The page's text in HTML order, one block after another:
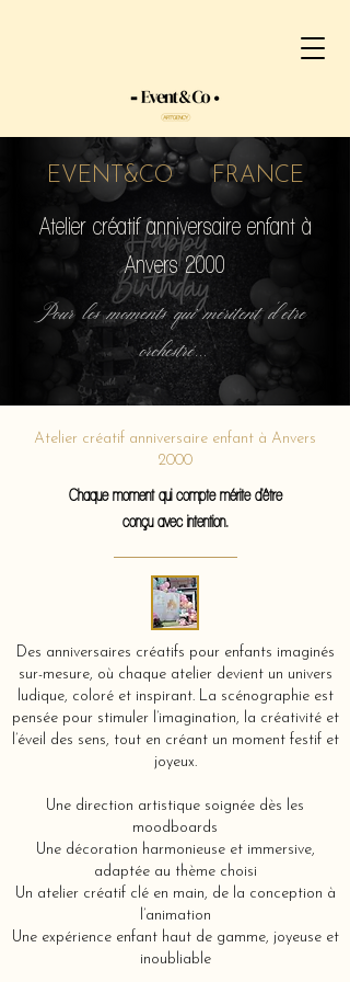
EVENT&CO FRANCE
Atelier créatif anniversaire enfant à
Anvers 2000
Pour les moments qui méritent d'etre
orchestré...
Atelier créatif anniversaire enfant à Anvers
2000
Chaque moment qui compte mérite d'être
conçu avec intention.
Des anniversaires créatifs pour enfants imaginés
sur-mesure, où chaque atelier devient un univers
ludique, coloré et inspirant. La scénographie est
pensée pour stimuler l’imagination, la créativité et
l’éveil des sens, tout en créant un moment festif et
joyeux.
Une direction artistique soignée dès les
moodboards
Une décoration harmonieuse et immersive,
adaptée au thème choisi
Un atelier créatif clé en main, de la conception à
l’animation
Une expérience enfant haut de gamme, joyeuse et
inoubliable